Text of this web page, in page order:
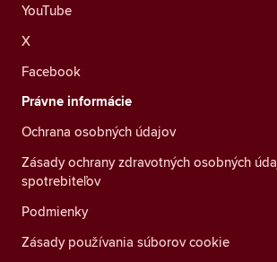
YouTube
X
Facebook
Právne informácie
Ochrana osobných údajov
Zásady ochrany zdravotných osobných
spotrebiteľov
Podmienky
Zásady používania súborov cookie